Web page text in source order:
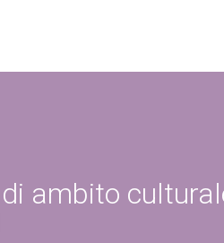
ambito